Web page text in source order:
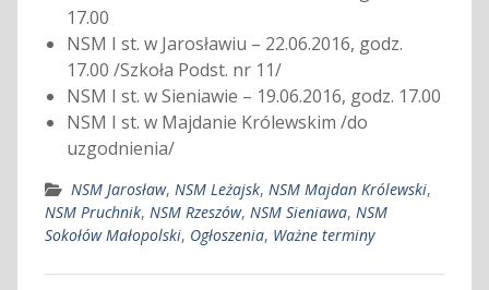
17.00
NSM I st. w Jarosławiu – 22.06.2016, godz.
17.00 /Szkoła Podst. nr 11/
NSM I st. w Sieniawie – 19.06.2016, godz. 17.00
NSM I st. w Majdanie Królewskim /do
uzgodnienia/
NSM Jarosław, NSM Leżajsk, NSM Majdan Królewski,
NSM Pruchnik, NSM Rzeszów, NSM Sieniawa, NSM
Sokołów Małopolski, Ogłoszenia, Ważne terminy